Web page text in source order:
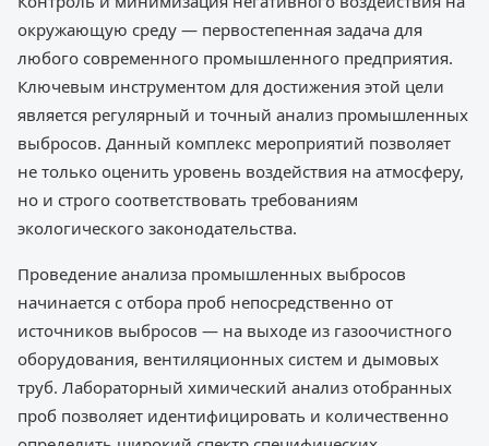
окружающую среду — первостепенная задача для
любого современного промышленного предприятия.
Ключевым инструментом для достижения этой цели
является регулярный и точный анализ промышленных
выбросов. Данный комплекс мероприятий позволяет
не только оценить уровень воздействия на атмосферу,
но и строго соответствовать требованиям
экологического законодательства.
Проведение анализа промышленных выбросов
начинается с отбора проб непосредственно от
источников выбросов — на выходе из газоочистного
оборудования, вентиляционных систем и дымовых
труб. Лабораторный химический анализ отобранных
проб позволяет идентифицировать и количественно